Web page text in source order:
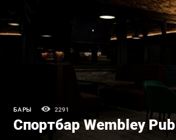
БАРЫ 2291
Спортбар Wembley Pub